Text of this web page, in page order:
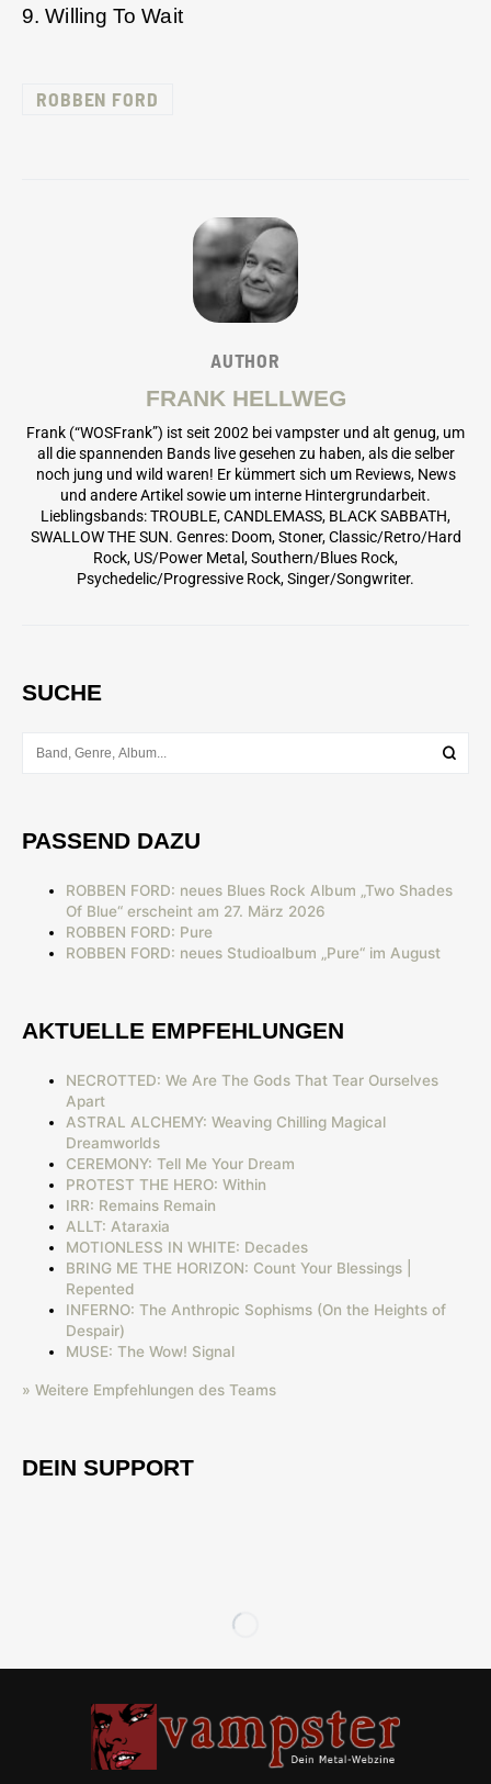
9. Willing To Wait
ROBBEN FORD
AUTHOR
FRANK HELLWEG
Frank (“WOSFrank”) ist seit 2002 bei vampster und alt genug, um
all die spannenden Bands live gesehen zu haben, als die selber
noch jung und wild waren! Er kümmert sich um Reviews, News
und andere Artikel sowie um interne Hintergrundarbeit.
Lieblingsbands: TROUBLE, CANDLEMASS, BLACK SABBATH,
SWALLOW THE SUN. Genres: Doom, Stoner, Classic/Retro/Hard
Rock, US/Power Metal, Southern/Blues Rock,
Psychedelic/Progressive Rock, Singer/Songwriter.
SUCHE
PASSEND DAZU
ROBBEN FORD: neues Blues Rock Album „Two Shades
Of Blue“ erscheint am 27. März 2026
ROBBEN FORD: Pure
ROBBEN FORD: neues Studioalbum „Pure“ im August
AKTUELLE EMPFEHLUNGEN
NECROTTED: We Are The Gods That Tear Ourselves
Apart
ASTRAL ALCHEMY: Weaving Chilling Magical
Dreamworlds
CEREMONY: Tell Me Your Dream
PROTEST THE HERO: Within
IRR: Remains Remain
ALLT: Ataraxia
MOTIONLESS IN WHITE: Decades
BRING ME THE HORIZON: Count Your Blessings |
Repented
INFERNO: The Anthropic Sophisms (On the Heights of
Despair)
MUSE: The Wow! Signal
» Weitere Empfehlungen des Teams
DEIN SUPPORT